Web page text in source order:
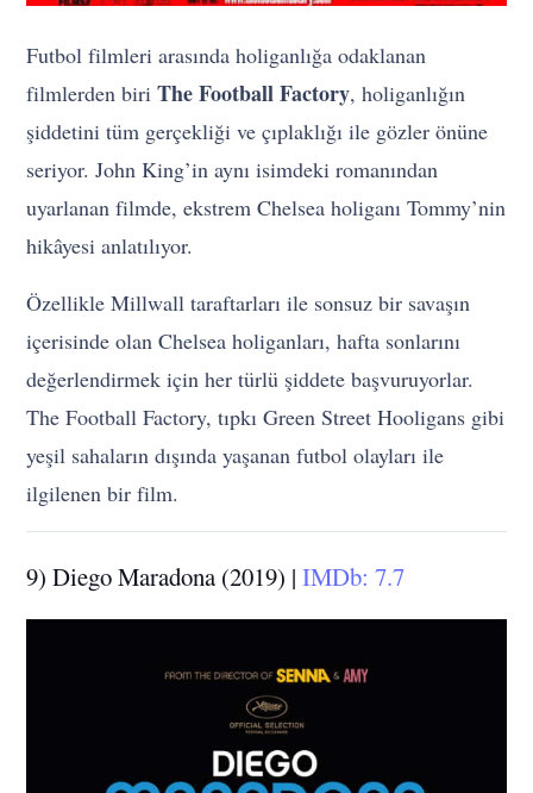
Futbol filmleri arasında holiganlığa odaklanan
filmlerden biriThe Football Factory, holiganlığın
şiddetini tüm gerçekliği ve çıplaklığı ile gözler önüne
seriyor. John King’in aynı isimdeki romanından
uyarlanan filmde, ekstrem Chelsea holiganı Tommy’nin
hikâyesi anlatılıyor.
Özellikle Millwall taraftarları ile sonsuz bir savaşın
içerisinde olan Chelsea holiganları, hafta sonlarını
değerlendirmek için her türlü şiddete başvuruyorlar.
The Football Factory, tıpkı Green Street Hooligans gibi
yeşil sahaların dışında yaşanan futbol olayları ile
ilgilenen bir film.
9) Diego Maradona (2019) |IMDb: 7.7